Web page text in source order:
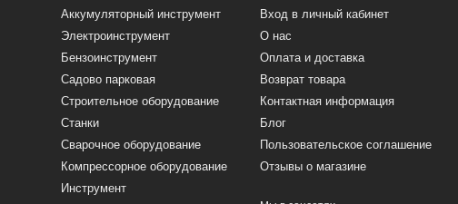
Аккумуляторный инструмент
Электроинструмент
Бензоинструмент
Садово парковая
Строительное оборудование
Станки
Сварочное оборудование
Компрессорное оборудование
Инструмент
Вход в личный кабинет
О нас
Оплата и доставка
Возврат товара
Контактная информация
Блог
Пользовательское соглашение
Отзывы о магазине